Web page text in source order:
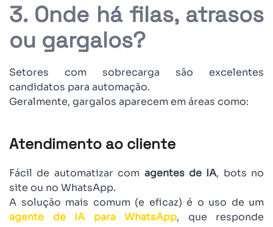
3. Onde há filas, atrasos
ou gargalos?
Setores com sobrecarga são excelentes
candidatos para automação.
Geralmente, gargalos aparecem em áreas como:
Atendimento ao cliente
Fácil de automatizar com agentes de IA, bots no
site ou no WhatsApp.
A solução mais comum (e eficaz) é o uso de um
agente de IA para WhatsApp, que responde